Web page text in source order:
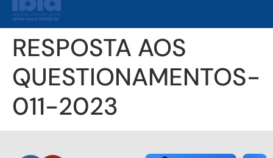
RESPOSTA AOS
QUESTIONAMENTOS-
011-2023